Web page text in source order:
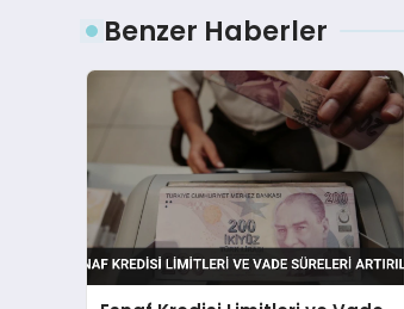
Benzer Haberler